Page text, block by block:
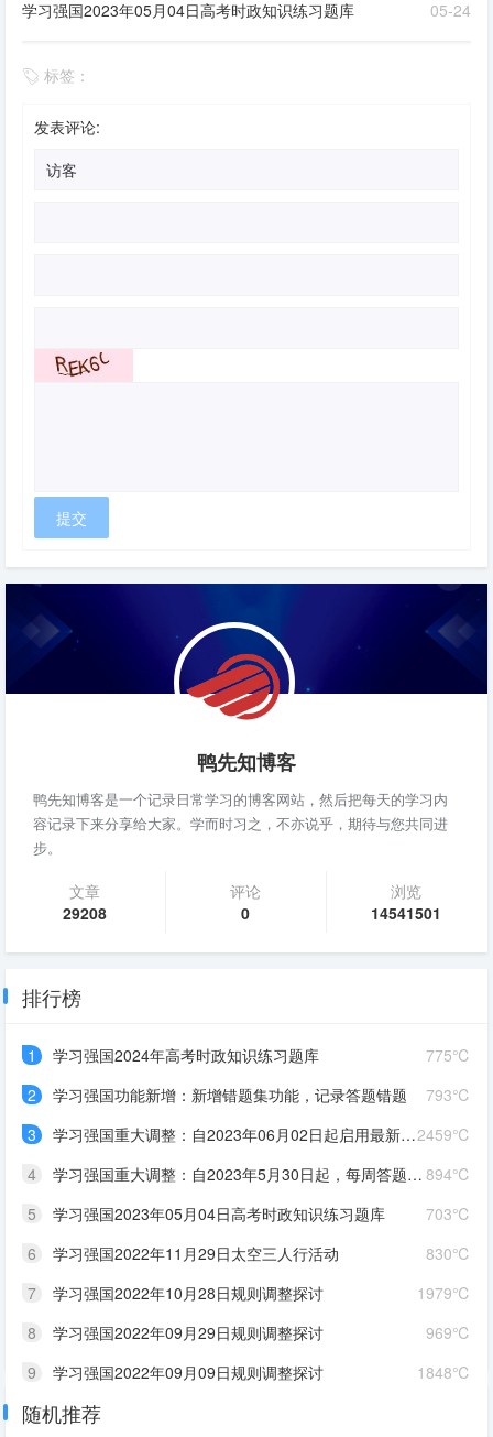
05-24
学习强国2023年05月04日高考时政知识练习题库
标签：
发表评论:
鸭先知博客
鸭先知博客是一个记录日常学习的博客网站，然后把每天的学习内
容记录下来分享给大家。学而时习之，不亦说乎，期待与您共同进
步。
文章
29208
评论
0
浏览
14541501
排行榜
775℃
1
学习强国2024年高考时政知识练习题库
793℃
2
学习强国功能新增：新增错题集功能，记录答题错题
2459℃
3
学习强国重大调整：自2023年06月02日起启用最新积分规则和答题办法
894℃
4
学习强国重大调整：自2023年5月30日起，每周答题将会下线
703℃
5
学习强国2023年05月04日高考时政知识练习题库
830℃
6
学习强国2022年11月29日太空三人行活动
1979℃
7
学习强国2022年10月28日规则调整探讨
969℃
8
学习强国2022年09月29日规则调整探讨
1848℃
9
学习强国2022年09月09日规则调整探讨
10 学习强国2022年07月15日规则调整探讨
随机推荐